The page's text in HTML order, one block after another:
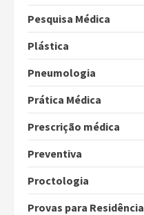
Pesquisa Médica
Plástica
Pneumologia
Prática Médica
Prescrição médica
Preventiva
Proctologia
Provas para Residência